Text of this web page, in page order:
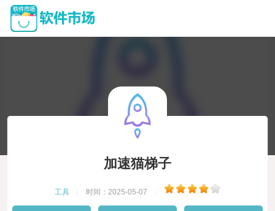
加速猫梯子
工具 时间：2025-05-07